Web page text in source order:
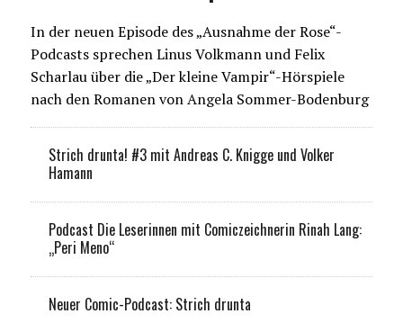
In der neuen Episode des „Ausnahme der Rose“-
Podcasts sprechen Linus Volkmann und Felix
Scharlau über die „Der kleine Vampir“-Hörspiele
nach den Romanen von Angela Sommer-Bodenburg
Strich drunta! #3 mit Andreas C. Knigge und Volker
Hamann
Podcast Die Leserinnen mit Comiczeichnerin Rinah Lang:
„Peri Meno“
Neuer Comic-Podcast: Strich drunta